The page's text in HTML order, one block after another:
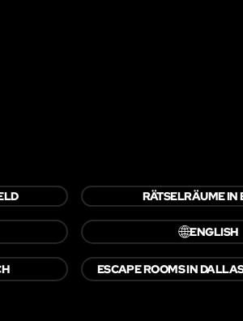
RÄTSELRÄUME IN
🌐ENGLISH
ESCAPE ROOMS IN